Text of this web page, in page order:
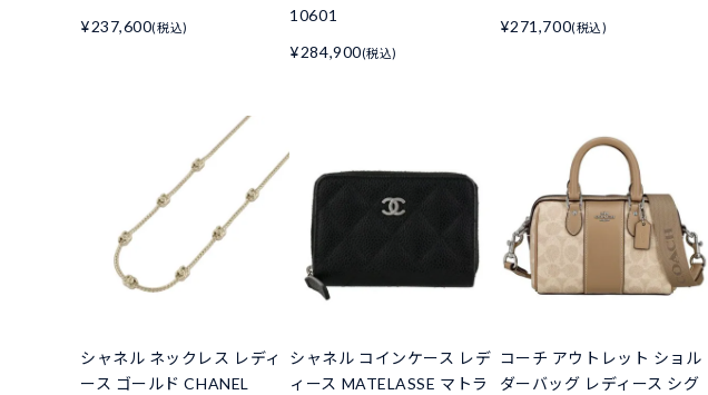
¥237,600(税込)
10601
¥284,900(税込)
¥271,700(税込)
シャネル ネックレス レディ
ース ゴールド CHANEL
シャネル コインケース レデ
ィース MATELASSE マトラ
コーチ アウトレット ショル
ダーバッグ レディース シグ